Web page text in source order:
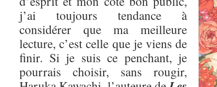
j’ai toujours tendance à
considérer que ma meilleure
lecture, c’est celle que je viens de
finir. Si je suis ce penchant, je
pourrais choisir, sans rougir,